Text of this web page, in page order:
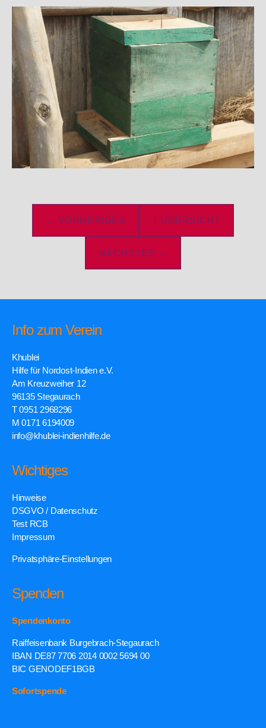
← VORHERIGES ↑ ÜBERSICHT
NÄCHSTES →
Info zum Verein
Khublei
Hilfe für Nordost-Indien e.V.
Am Kreuzweiher 12
96135 Stegaurach
T 0951 2968296
M 0171 6194009
info@khublei-indienhilfe.de
Wichtiges
Hinweise
DSGVO / Datenschutz
Test RCB
Impressum
Privatsphäre-Einstellungen
Spenden
Spendenkonto
Raiffeisenbank Burgebrach-Stegaurach
IBAN DE87 7706 2014 0002 5694 00
BIC GENODEF1BGB
Sofortspende